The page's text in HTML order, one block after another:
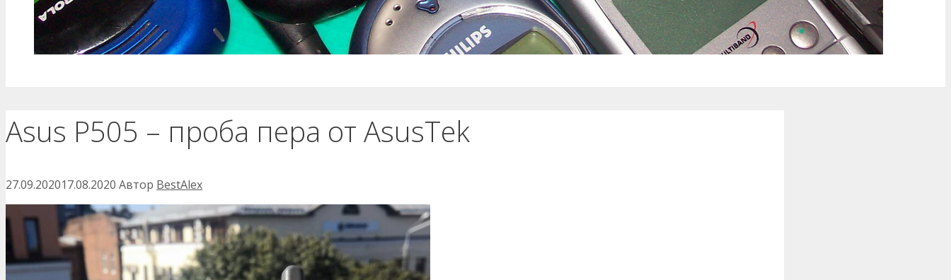
Asus P505 – проба пера от AsusTek
27.09.202017.08.2020 Автор BestAlex